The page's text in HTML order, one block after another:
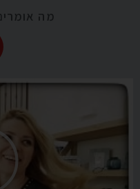
מה